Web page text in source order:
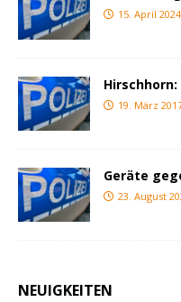
15. April 2024
19. März
Geräte
23. August
NEUIGKEITEN